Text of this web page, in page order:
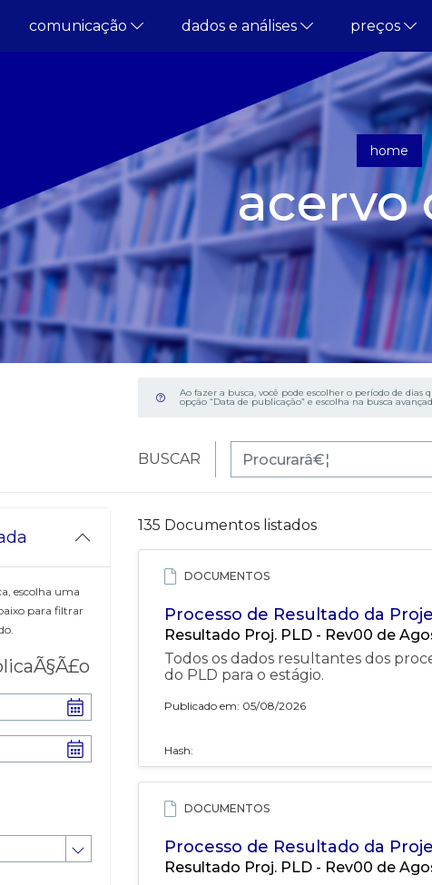
comunicação dados e análises preços
home
acervo
Ao fazer a busca, você pode escolher o período de
opção “Data de publicação” e escolha na busca
BUSCAR
escolha uma
para filtrar
135 Documentos listados
DOCUMENTOS
Processo de Resultado da
Resultado Proj. PLD - Rev00 de
Todos os dados resultantes dos
do PLD para o estágio.
Publicado em: 05/08/2026
Hash:
DOCUMENTOS
Processo de Resultado da
Resultado Proj. PLD - Rev00 de